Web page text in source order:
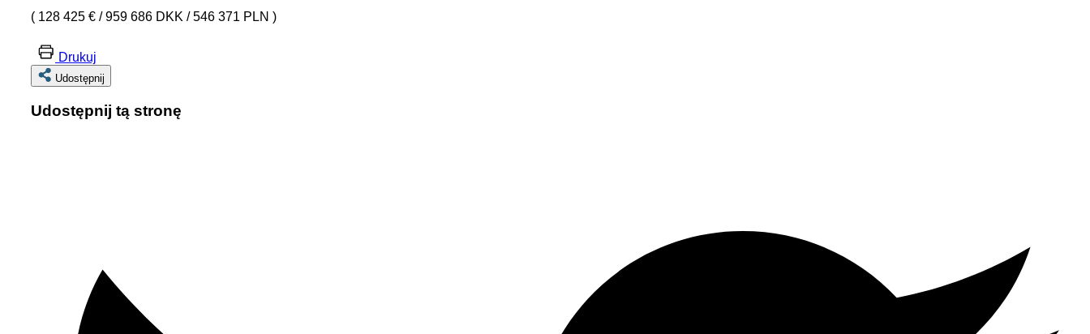
( 128 425 € /959 686 DKK /546 371 PLN )
Drukuj
Udostępnij
Udostępnij tą stronę